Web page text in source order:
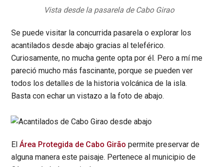
Vista desde la pasarela de Cabo Girao
Se puede visitar la concurrida pasarela o explorar los
acantilados desde abajo gracias al teleférico.
Curiosamente, no mucha gente opta por él. Pero a mí me
pareció mucho más fascinante, porque se pueden ver
todos los detalles de la historia volcánica de la isla.
Basta con echar un vistazo a la foto de abajo.
ElÁrea Protegida de Cabo Girão permite preservar de
alguna manera este paisaje. Pertenece al municipio de